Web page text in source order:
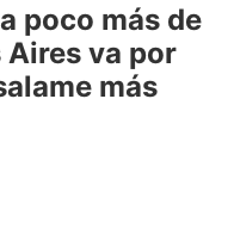
poco más de
Aires va por
más